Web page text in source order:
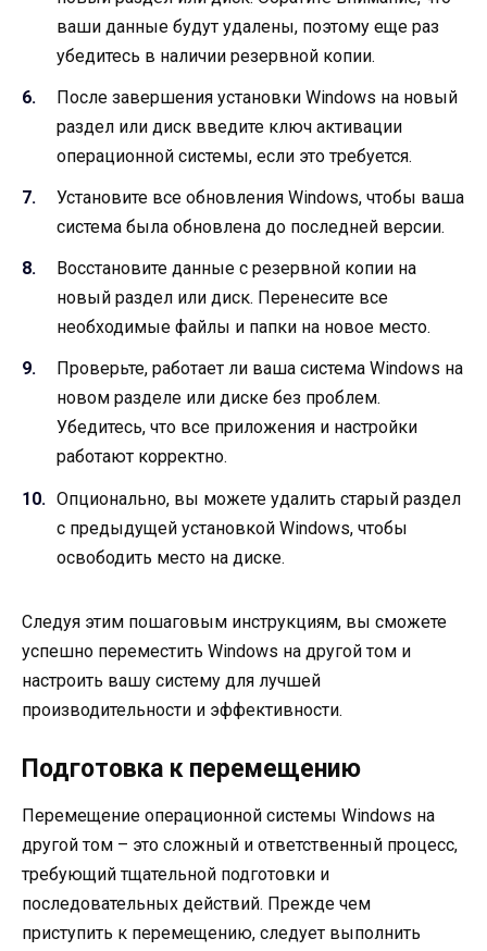
ваши данные будут удалены, поэтому еще раз
убедитесь в наличии резервной копии.
После завершения установки Windows на новый
раздел или диск введите ключ активации
операционной системы, если это требуется.
Установите все обновления Windows, чтобы ваша
система была обновлена до последней версии.
Восстановите данные с резервной копии на
новый раздел или диск. Перенесите все
необходимые файлы и папки на новое место.
Проверьте, работает ли ваша система Windows на
новом разделе или диске без проблем.
Убедитесь, что все приложения и настройки
работают корректно.
Опционально, вы можете удалить старый раздел
с предыдущей установкой Windows, чтобы
освободить место на диске.
Следуя этим пошаговым инструкциям, вы сможете
успешно переместить Windows на другой том и
настроить вашу систему для лучшей
производительности и эффективности.
Подготовка к перемещению
Перемещение операционной системы Windows на
другой том – это сложный и ответственный процесс,
требующий тщательной подготовки и
последовательных действий. Прежде чем
приступить к перемещению, следует выполнить